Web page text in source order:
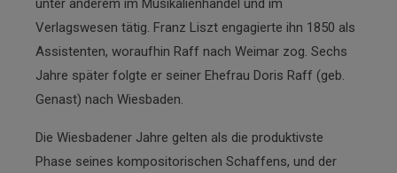
unter anderem im Musikalienhandel und im
Verlagswesen tätig. Franz Liszt engagierte ihn 1850 als
Assistenten, woraufhin Raff nach Weimar zog. Sechs
Jahre später folgte er seiner Ehefrau Doris Raff (geb.
Genast) nach Wiesbaden.
Die Wiesbadener Jahre gelten als die produktivste
Phase seines kompositorischen Schaffens, und der